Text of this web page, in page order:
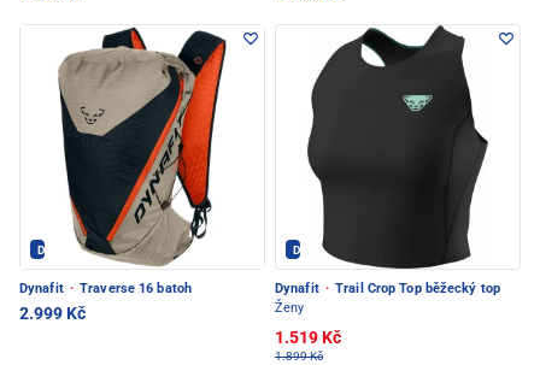
Dynafit - PEC POD SNĚŽKOU
Dynafit · Traverse 16 batoh
2.999 Kč
Dynafit - PEC POD SNĚŽKOU
Dynafit · Trail Crop Top běžecký top
Ženy
1.519 Kč
1.899 Kč